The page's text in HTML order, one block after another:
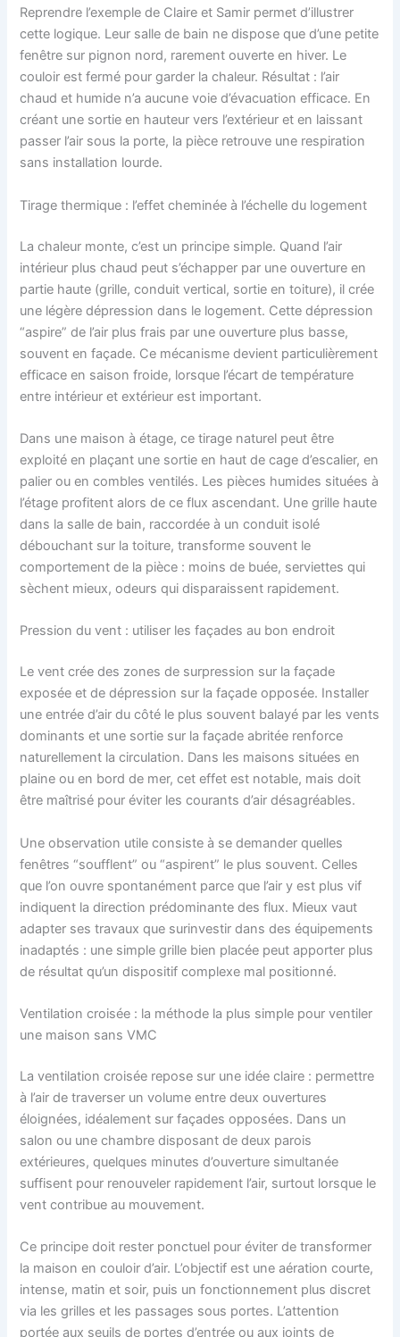
Reprendre l’exemple de Claire et Samir permet d’illustrer
cette logique. Leur salle de bain ne dispose que d’une petite
fenêtre sur pignon nord, rarement ouverte en hiver. Le
couloir est fermé pour garder la chaleur. Résultat : l’air
chaud et humide n’a aucune voie d’évacuation efficace. En
créant une sortie en hauteur vers l’extérieur et en laissant
passer l’air sous la porte, la pièce retrouve une respiration
sans installation lourde.
Tirage thermique : l’effet cheminée à l’échelle du logement
La chaleur monte, c’est un principe simple. Quand l’air
intérieur plus chaud peut s’échapper par une ouverture en
partie haute (grille, conduit vertical, sortie en toiture), il crée
une légère dépression dans le logement. Cette dépression
“aspire” de l’air plus frais par une ouverture plus basse,
souvent en façade. Ce mécanisme devient particulièrement
efficace en saison froide, lorsque l’écart de température
entre intérieur et extérieur est important.
Dans une maison à étage, ce tirage naturel peut être
exploité en plaçant une sortie en haut de cage d’escalier, en
palier ou en combles ventilés. Les pièces humides situées à
l’étage profitent alors de ce flux ascendant. Une grille haute
dans la salle de bain, raccordée à un conduit isolé
débouchant sur la toiture, transforme souvent le
comportement de la pièce : moins de buée, serviettes qui
sèchent mieux, odeurs qui disparaissent rapidement.
Pression du vent : utiliser les façades au bon endroit
Le vent crée des zones de surpression sur la façade
exposée et de dépression sur la façade opposée. Installer
une entrée d’air du côté le plus souvent balayé par les vents
dominants et une sortie sur la façade abritée renforce
naturellement la circulation. Dans les maisons situées en
plaine ou en bord de mer, cet effet est notable, mais doit
être maîtrisé pour éviter les courants d’air désagréables.
Une observation utile consiste à se demander quelles
fenêtres “soufflent” ou “aspirent” le plus souvent. Celles
que l’on ouvre spontanément parce que l’air y est plus vif
indiquent la direction prédominante des flux. Mieux vaut
adapter ses travaux que surinvestir dans des équipements
inadaptés : une simple grille bien placée peut apporter plus
de résultat qu’un dispositif complexe mal positionné.
Ventilation croisée : la méthode la plus simple pour ventiler
une maison sans VMC
La ventilation croisée repose sur une idée claire : permettre
à l’air de traverser un volume entre deux ouvertures
éloignées, idéalement sur façades opposées. Dans un
salon ou une chambre disposant de deux parois
extérieures, quelques minutes d’ouverture simultanée
suffisent pour renouveler rapidement l’air, surtout lorsque le
vent contribue au mouvement.
Ce principe doit rester ponctuel pour éviter de transformer
la maison en couloir d’air. L’objectif est une aération courte,
intense, matin et soir, puis un fonctionnement plus discret
via les grilles et les passages sous portes. L’attention
portée aux seuils de portes d’entrée ou aux joints de